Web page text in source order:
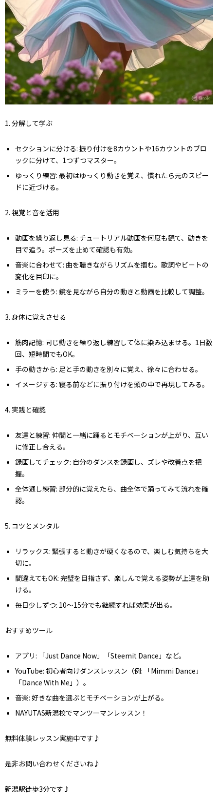
1. 分解して学ぶ
セクションに分ける: 振り付けを8カウントや16カウントのブロ
ックに分けて、1つずつマスター。
ゆっくり練習: 最初はゆっくり動きを覚え、慣れたら元のスピー
ドに近づける。
2. 視覚と音を活用
動画を繰り返し見る: チュートリアル動画を何度も観て、動きを
目で追う。ポーズを止めて確認も有効。
音楽に合わせて: 曲を聴きながらリズムを掴む。歌詞やビートの
変化を目印に。
ミラーを使う: 鏡を見ながら自分の動きと動画を比較して調整。
3. 身体に覚えさせる
筋肉記憶: 同じ動きを繰り返し練習して体に染み込ませる。1日数
回、短時間でもOK。
手の動きから: 足と手の動きを別々に覚え、徐々に合わせる。
イメージする: 寝る前などに振り付けを頭の中で再現してみる。
4. 実践と確認
友達と練習: 仲間と一緒に踊るとモチベーションが上がり、互い
に修正し合える。
録画してチェック: 自分のダンスを録画し、ズレや改善点を把
握。
全体通し練習: 部分的に覚えたら、曲全体で踊ってみて流れを確
認。
5. コツとメンタル
リラックス: 緊張すると動きが硬くなるので、楽しむ気持ちを大
切に。
間違えてもOK: 完璧を目指さず、楽しんで覚える姿勢が上達を助
ける。
毎日少しずつ: 10～15分でも継続すれば効果が出る。
おすすめツール
アプリ: 「Just Dance Now」「Steemit Dance」など。
YouTube: 初心者向けダンスレッスン（例: 「Mimmi Dance」
「Dance With Me」）。
音楽: 好きな曲を選ぶとモチベーションが上がる。
NAYUTAS新潟校でマンツーマンレッスン！
無料体験レッスン実施中です♪
是非お問い合わせくださいね♪
新潟駅徒歩3分です♪